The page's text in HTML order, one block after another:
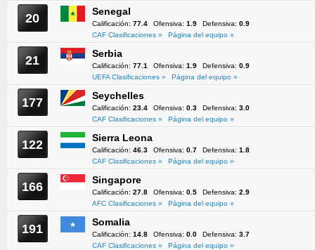
20 Senegal
Calificación: 77.4 Ofensiva: 1.9 Defensiva: 0.9
CAF Clasificaciones »
Página del equipo »
21 Serbia
Calificación: 77.1 Ofensiva: 1.9 Defensiva: 0.9
UEFA Clasificaciones »
Página del equipo »
177 Seychelles
Calificación: 23.4 Ofensiva: 0.3 Defensiva: 3.0
CAF Clasificaciones »
Página del equipo »
122 Sierra Leona
Calificación: 46.3 Ofensiva: 0.7 Defensiva: 1.8
CAF Clasificaciones »
Página del equipo »
166 Singapore
Calificación: 27.8 Ofensiva: 0.5 Defensiva: 2.9
AFC Clasificaciones »
Página del equipo »
191 Somalia
Calificación: 14.8 Ofensiva: 0.0 Defensiva: 3.7
CAF Clasificaciones »
Página del equipo »